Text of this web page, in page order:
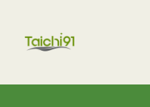
contenu